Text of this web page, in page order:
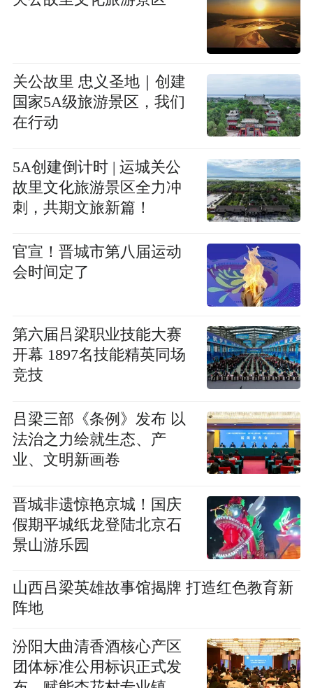
关公故里 忠义圣地｜创建
国家5A级旅游景区，我们
在行动
5A创建倒计时 | 运城关公
故里文化旅游景区全力冲
刺，共期文旅新篇！
官宣！晋城市第八届运动
会时间定了
第六届吕梁职业技能大赛
开幕 1897名技能精英同场
竞技
吕梁三部《条例》发布 以
法治之力绘就生态、产
业、文明新画卷
晋城非遗惊艳京城！国庆
假期平城纸龙登陆北京石
景山游乐园
山西吕梁英雄故事馆揭牌 打造红色教育新
阵地
汾阳大曲清香酒核心产区
团体标准公用标识正式发